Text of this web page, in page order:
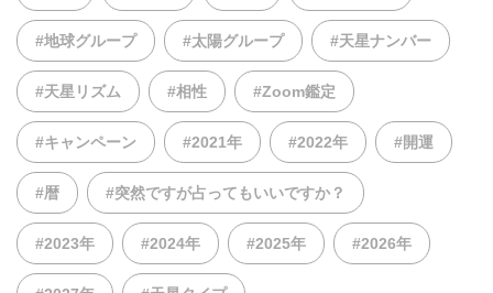
#地球グループ #太陽グループ #天星ナンバー
#天星リズム #相性 #Zoom鑑定
#キャンペーン #2021年 #2022年 #開運
#暦 #突然ですが占ってもいいですか？
#2023年 #2024年 #2025年 #2026年